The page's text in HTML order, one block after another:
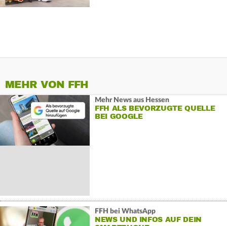
MEHR VON FFH
Mehr News aus Hessen
FFH ALS BEVORZUGTE QUELLE
BEI GOOGLE
FFH bei WhatsApp
NEWS UND INFOS AUF DEIN